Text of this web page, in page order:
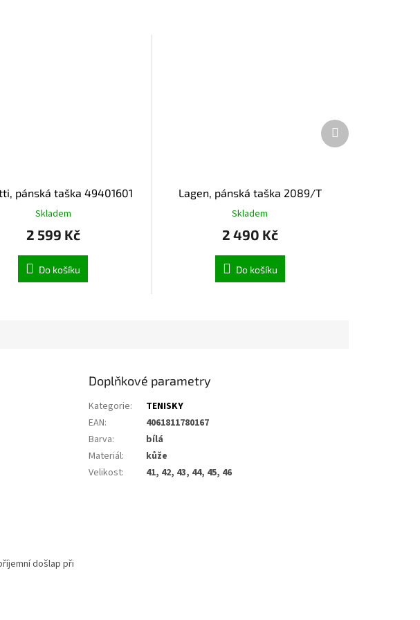
pánská taška 49401601
Skladem
2 599 Kč
Do košíku
Lagen, pánská taška 2089/T
Skladem
2 490 Kč
Do košíku
Další
produkt
došlap při
Doplňkové parametry
Kategorie:
TENISKY
EAN:
4061811780167
Barva:
bílá
Materiál:
kůže
Velikost: 41, 42, 43, 44, 45, 46